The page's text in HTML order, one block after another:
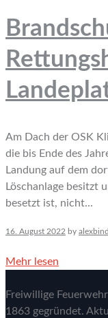
Am Dach der OSK
die bis Ende des
Landung auf dem
Löschanlage besitzt
besetzt ist, nicht...
16. August 2022 by
Mehr lesen
Freiwillige
1863 gegründet.